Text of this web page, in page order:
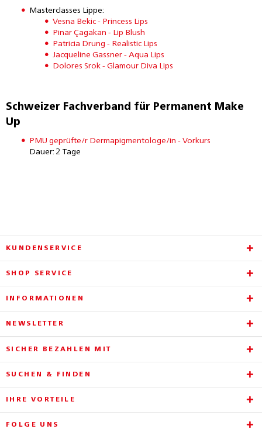
Masterclasses Lippe:
Vesna Bekic - Princess Lips
Pinar Çagakan - Lip Blush
Patricia Drung - Realistic Lips
Jacqueline Gassner - Aqua Lips
Dolores Srok - Glamour Diva Lips
Schweizer Fachverband für Permanent Make
Up
PMU geprüfte/r Dermapigmentologe/in - Vorkurs
Dauer: 2 Tage
KUNDENSERVICE
SHOP SERVICE
INFORMATIONEN
NEWSLETTER
SICHER BEZAHLEN MIT
SUCHEN & FINDEN
IHRE VORTEILE
FOLGE UNS